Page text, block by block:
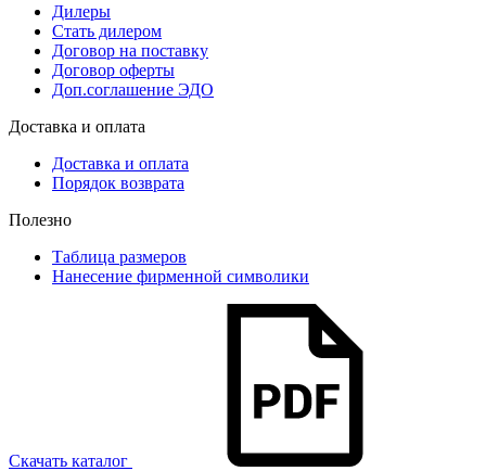
Дилеры
Стать дилером
Договор на поставку
Договор оферты
Доп.соглашение ЭДО
Доставка и оплата
Доставка и оплата
Порядок возврата
Полезно
Таблица размеров
Нанесение фирменной символики
Скачать каталог